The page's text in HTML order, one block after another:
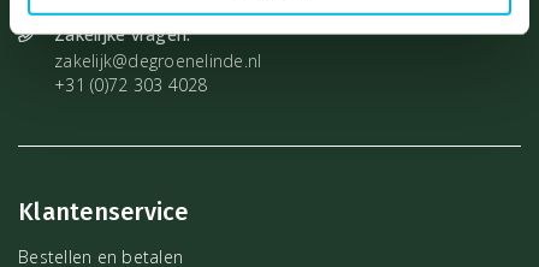
Zakelijke vragen:
zakelijk@degroenelinde.nl
+31 (0)72 303 4028
Klantenservice
Bestellen en betalen